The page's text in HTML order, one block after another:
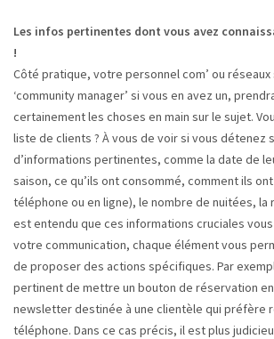
Les infos pertinentes dont vous avez
!
Côté pratique, votre personnel com’ ou
‘community manager’ si vous en avez un,
certainement les choses en main sur le sujet.
liste de clients ? À vous de voir si vous détenez
d’informations pertinentes, comme la date de
saison, ce qu’ils ont consommé, comment ils
téléphone ou en ligne), le nombre de nuitées, la
est entendu que ces informations cruciales
votre communication, chaque élément vous
de proposer des actions spécifiques. Par
pertinent de mettre un bouton de réservation
newsletter destinée à une clientèle qui préfère
téléphone. Dans ce cas précis, il est plus